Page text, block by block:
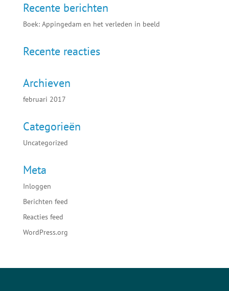
Recente berichten
Boek: Appingedam en het verleden in beeld
Recente reacties
Archieven
februari 2017
Categorieën
Uncategorized
Meta
Inloggen
Berichten feed
Reacties feed
WordPress.org